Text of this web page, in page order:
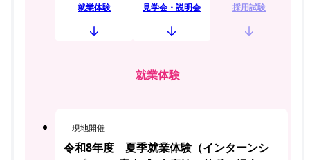
就業体験 見学会・説明会 採用試験
就業体験
現地開催
令和8年度 夏季就業体験（インターンシ